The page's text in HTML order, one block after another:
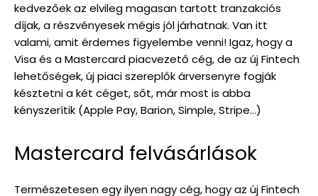
kedvezőek az elvileg magasan tartott tranzakciós
díjak, a részvényesek mégis jól járhatnak. Van itt
valami, amit érdemes figyelembe venni! Igaz, hogy a
Visa és a Mastercard piacvezető cég, de az új Fintech
lehetőségek, új piaci szereplők árversenyre fogják
késztetni a két céget, sőt, már most is abba
kényszerítik (Apple Pay, Barion, Simple, Stripe…)
Mastercard felvásárlások
Természetesen egy ilyen nagy cég, hogy az új Fintech